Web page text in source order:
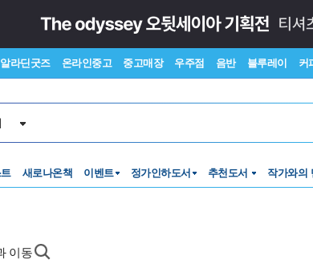
알라딘굿즈 온라인중고 중고매장 우주점 음반 블루레이 커
새로나온책 이벤트 정가인하도서 추천도서 작가와의
이동